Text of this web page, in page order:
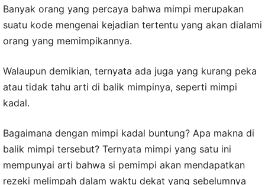
Banyak orang yang percaya bahwa mimpi merupakan
suatu kode mengenai kejadian tertentu yang akan dialami
orang yang memimpikannya.
Walaupun demikian, ternyata ada juga yang kurang peka
atau tidak tahu arti di balik mimpinya, seperti mimpi
kadal.
Bagaimana dengan mimpi kadal buntung? Apa makna di
balik mimpi tersebut? Ternyata mimpi yang satu ini
mempunyai arti bahwa si pemimpi akan mendapatkan
rezeki melimpah dalam waktu dekat yang sebelumnya